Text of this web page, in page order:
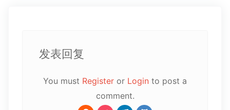
发表回复
You must Register or Login to post a
comment.